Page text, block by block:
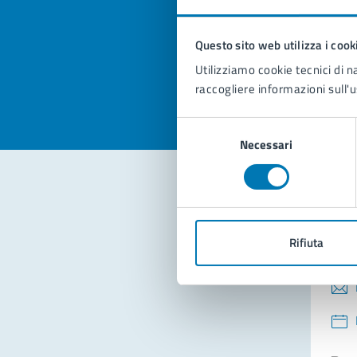
Questo sito web utilizza i
Utilizziamo cookie tecnici di
raccogliere informazioni
del
Necessari
Rifiuta
Valuta la